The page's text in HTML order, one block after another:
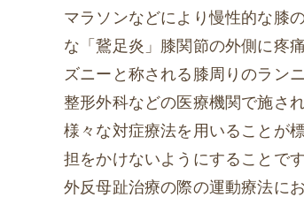
マラソンなどにより慢性的な膝
な「鵞足炎」膝関節の外側に疼
ズニーと称される膝周りのラン
整形外科などの医療機関で施さ
様々な対症療法を用いることが
担をかけないようにすることです
外反母趾治療の際の運動療法に